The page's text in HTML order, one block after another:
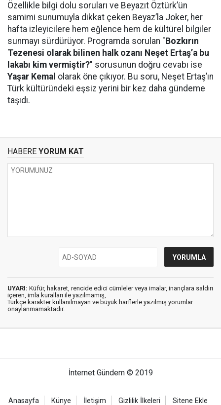
Özellikle bilgi dolu soruları ve Beyazıt Öztürk’ün
samimi sunumuyla dikkat çeken Beyaz’la Joker, her
hafta izleyicilere hem eğlence hem de kültürel bilgiler
sunmayı sürdürüyor. Programda sorulan " Bozkırın
Tezenesi olarak bilinen halk ozanı Neşet Ertaş’a bu
lakabı kim vermiştir?" sorusunun doğru cevabı ise
Yaşar Kemal olarak öne çıkıyor. Bu soru, Neşet Ertaş’ın
Türk kültüründeki eşsiz yerini bir kez daha gündeme
taşıdı.
HABERE YORUM KAT
UYARI: Küfür, hakaret, rencide edici cümleler veya imalar, inançlara saldırı
içeren, imla kuralları ile yazılmamış,
Türkçe karakter kullanılmayan ve büyük harflerle yazılmış yorumlar
onaylanmamaktadır.
İnternet Gündem © 2019
Anasayfa Künye İletişim Gizlilik İlkeleri Sitene Ekle